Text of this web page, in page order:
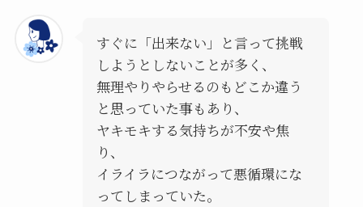
すぐに「出来ない」と言って挑戦
しようとしないことが多く、
無理やりやらせるのもどこか違う
と思っていた事もあり、
ヤキモキする気持ちが不安や焦
り、
イライラにつながって悪循環にな
ってしまっていた。